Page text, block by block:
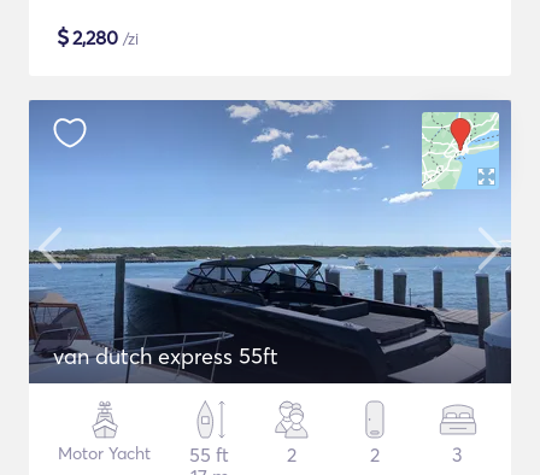
$2,280 /zi
van dutch express 55ft
Motor Yacht
55 ft
2 2 3